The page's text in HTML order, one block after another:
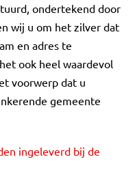
ondertekend door
wij u om het zilver dat
en adres te
ook heel waardevol
voorwerp dat u
gemeente
ingeleverd bij de